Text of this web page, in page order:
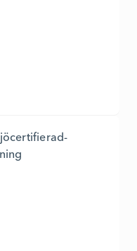
- 7455268 - Lägg i